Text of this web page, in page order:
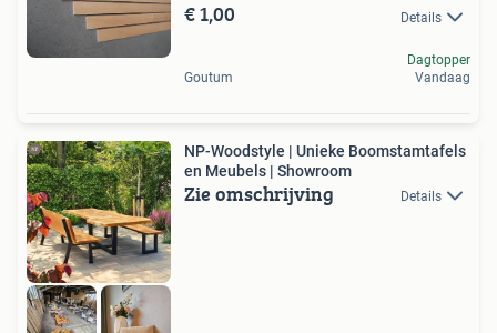
€ 1,00 Details
Goutum
Dagtopper
Vandaag
NP-Woodstyle | Unieke Boomstamtafels
en Meubels | Showroom
Zie omschrijving Details